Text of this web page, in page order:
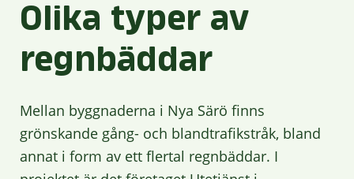
Olika typer av
regnbäddar
Mellan byggnaderna i Nya Särö finns
grönskande gång- och blandtrafikstråk, bland
annat i form av ett flertal regnbäddar. I